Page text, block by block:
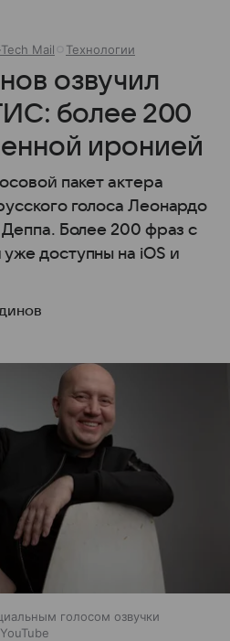
Mail Технологии
озвучил
более 200
иронией
пакет актера
голоса Леонардо
Более 200 фраз с
доступны на iOS и
голосом озвучки